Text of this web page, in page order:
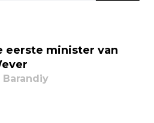
eerste minister van
Barandiy